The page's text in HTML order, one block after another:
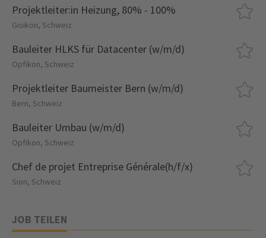
Projektleiter:in Heizung, 80% - 100%
Gisikon, Schweiz
Bauleiter HLKS für Datacenter (w/m/d)
Opfikon, Schweiz
Projektleiter Baumeister Bern (w/m/d)
Bern, Schweiz
Bauleiter Umbau (w/m/d)
Opfikon, Schweiz
Chef de projet Entreprise Générale(h/f/x)
Sion, Schweiz
JOB TEILEN